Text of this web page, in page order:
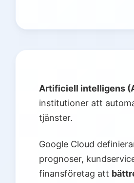
Artificiell intelligens
institutioner att
tjänster.
Google Cloud
prognoser,
finansföretag att